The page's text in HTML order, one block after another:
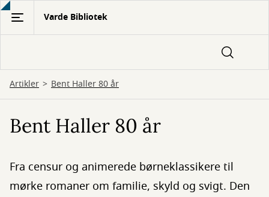
Gå
hovedindhold
Varde Bibliotek
Artikler Bent Haller 80 år
Bent Haller 80 år
Fra censur og animerede børneklassikere til
mørke romaner om familie, skyld og svigt. Den